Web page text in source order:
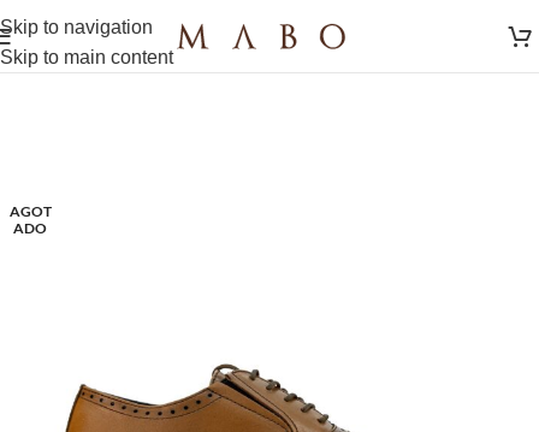
Skip to navigation
Skip to main content
AGOT
ADO